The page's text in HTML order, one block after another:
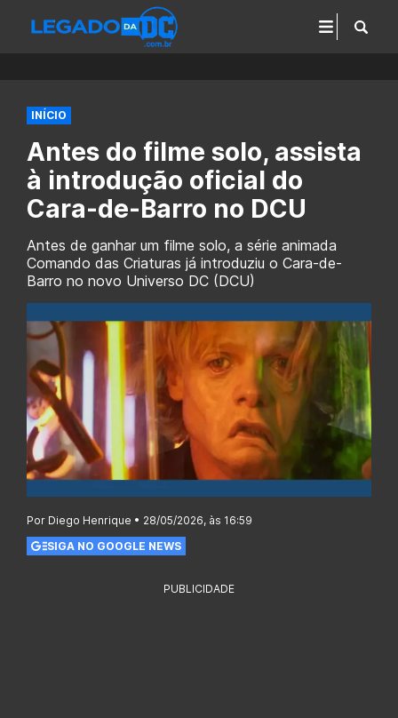
INÍCIO
Antes do filme solo, assista
à introdução oficial do
Cara-de-Barro no DCU
Antes de ganhar um filme solo, a série animada
Comando das Criaturas já introduziu o Cara-de-
Barro no novo Universo DC (DCU)
Por Diego Henrique • 28/05/2026, às 16:59
SIGA NO GOOGLE NEWS
PUBLICIDADE